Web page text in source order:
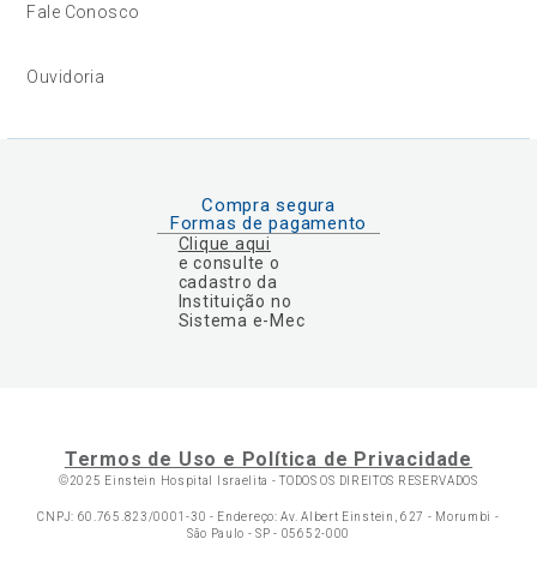
Fale Conosco
Ouvidoria
Compra segura
Formas de pagamento
Clique aqui
e consulte o
cadastro da
Instituição no
Sistema e-Mec
Termos de Uso e Política de Privacidade
©2025 Einstein Hospital Israelita -TODOS OS DIREITOS RESERVADOS
CNPJ: 60.765.823/0001-30 - Endereço: Av. Albert Einstein, 627 - Morumbi -
São Paulo - SP - 05652-000